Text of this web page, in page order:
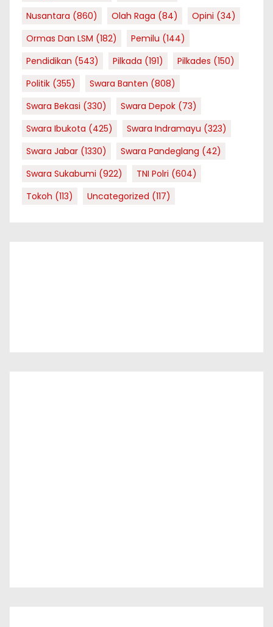
Nusantara (860) Olah Raga (84) Opini (34)
Ormas Dan LSM (182) Pemilu (144)
Pendidikan (543) Pilkada (191) Pilkades (150)
Politik (355) Swara Banten (808)
Swara Bekasi (330) Swara Depok (73)
Swara Ibukota (425) Swara Indramayu (323)
Swara Jabar (1330) Swara Pandeglang (42)
Swara Sukabumi (922) TNI Polri (604)
Tokoh (113) Uncategorized (117)